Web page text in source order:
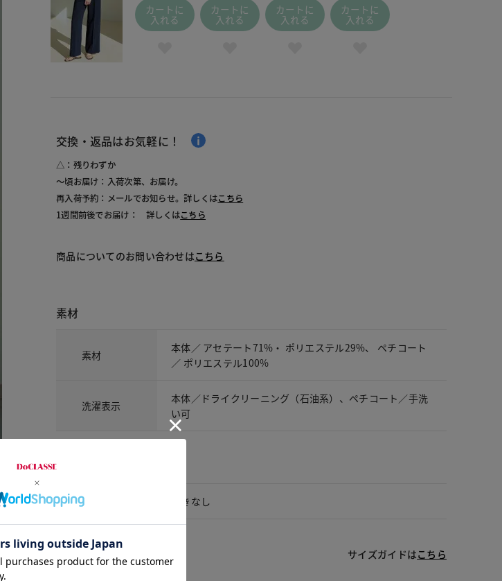
カートに
入れる
カートに
入れる
カートに
入れる
カートに
入れる
交換・返品はお気軽に！
△：残りわずか
～頃お届け：入荷次第、お届け。
再入荷予約：メールでお知らせ。詳しくはこちら
1週間前後でお届け： 詳しくはこちら
商品についてのお問い合わせはこちら
素材
素材
本体／ アセテート71%・ ポリエステル29%、 ペチコート
／ ポリエステル100%
洗濯表示
本体／ドライクリーニング（石油系）、ペチコート／手洗
い可
アイテム詳細
開きの仕様 開きなし
サイズ詳細 サイズガイドはこちら